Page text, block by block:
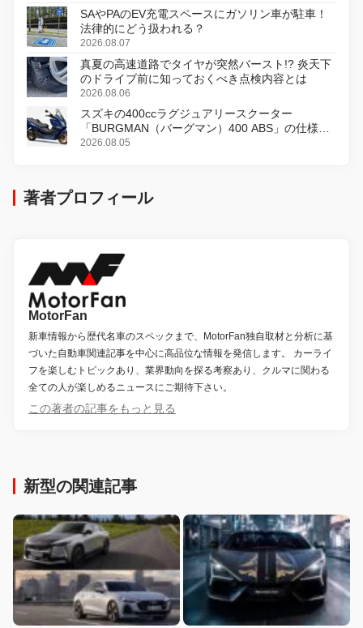
SAやPAのEV充電スペースにガソリン車が駐車！
法律的にどう扱われる？
2026.08.07
真夏の高速道路でタイヤが突然バースト!? 炎天下
のドライブ前に知っておくべき点検内容とは
2026.08.06
スズキの400ccラグジュアリースクーター
「BURGMAN（バーグマン）400 ABS」の仕様を
変更し、8月18日に発売
2026.08.05
著者プロフィール
MotorFan
新車情報から歴代名車のスペックまで、MotorFan独自取材と分析に基
づいた自動車関連記事を中心に高品位な情報を発信します。 カーライ
フを楽しむトピックあり、業界動向を探る考察あり、クルマに関わる
全ての人が楽しめるニュースにご期待下さい。
この著者の記事をもっと見る
新型の関連記事